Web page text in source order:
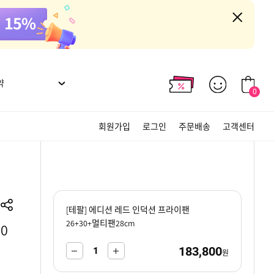
0
회원가입 로그인 주문배송 고객센터
[테팔] 에디션 레드 인덕션 프라이팬
26+30+멀티팬28cm
183,800원